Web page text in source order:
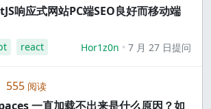
响应式网站PC端SEO良好而移动端
react Hor1z0n 7 月 27 日提问
555 阅读
一直加载不出来是什么原因？如